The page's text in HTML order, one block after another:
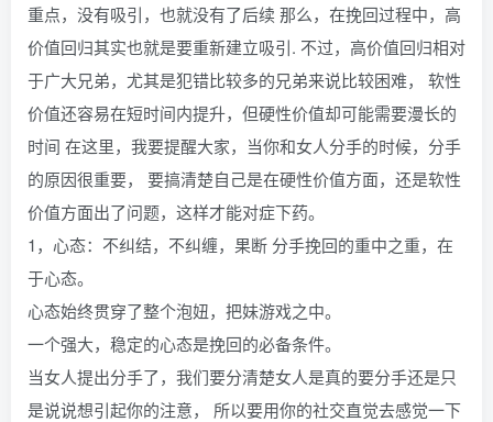
重点，没有吸引，也就没有了后续 那么，在挽回过程中，高
价值回归其实也就是要重新建立吸引. 不过，高价值回归相对
于广大兄弟，尤其是犯错比较多的兄弟来说比较困难， 软性
价值还容易在短时间内提升，但硬性价值却可能需要漫长的
时间 在这里，我要提醒大家，当你和女人分手的时候，分手
的原因很重要， 要搞清楚自己是在硬性价值方面，还是软性
价值方面出了问题，这样才能对症下药。
1，心态：不纠结，不纠缠，果断 分手挽回的重中之重，在
于心态。
心态始终贯穿了整个泡妞，把妹游戏之中。
一个强大，稳定的心态是挽回的必备条件。
当女人提出分手了，我们要分清楚女人是真的要分手还是只
是说说想引起你的注意， 所以要用你的社交直觉去感觉一下